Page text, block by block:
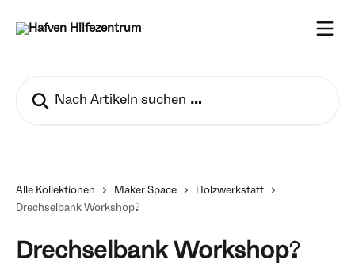
Alle Kollektionen Maker Space
Holzwerkstatt
Drechselbank Workshop?
Drechselbank Workshop?